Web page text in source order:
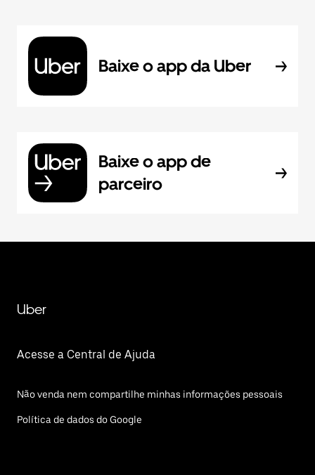
Baixe o app da Uber
Baixe o app de
parceiro
Uber
Acesse a Central de Ajuda
Não venda nem compartilhe minhas informações pessoais
Política de dados do Google